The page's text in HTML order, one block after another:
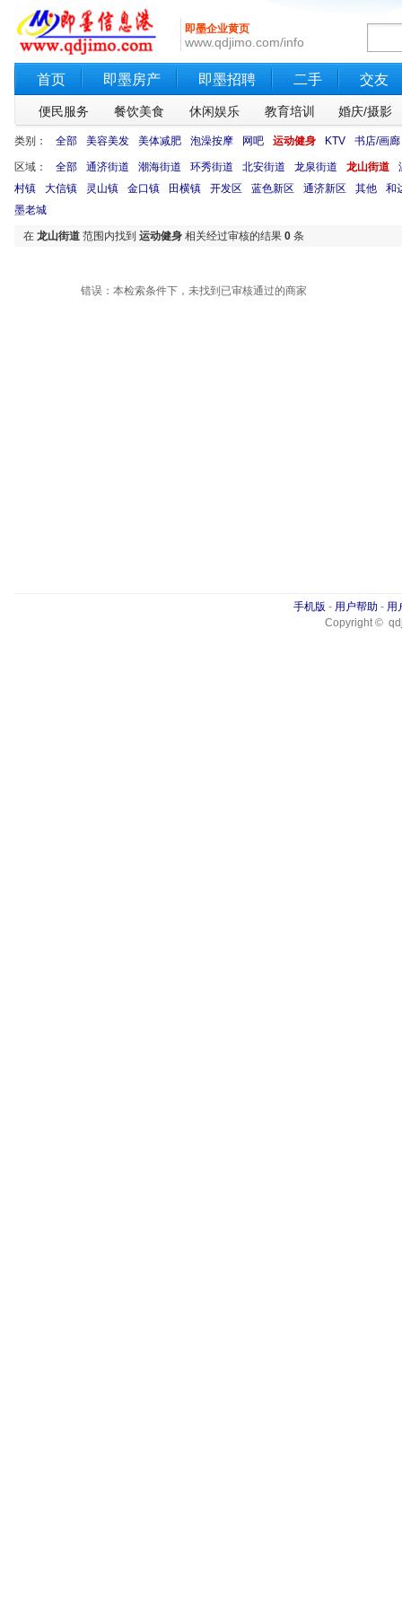
即墨企业黄页
www.qdjimo.com/info
首页 即墨房产 即墨招聘 二手 交友
便民服务 餐饮美食 休闲娱乐 教育培训 婚庆/摄影
类别： 全部 美容美发 美体减肥 泡澡按摩 网吧 运动健身 KTV 书店/画廊
区域： 全部 通济街道 潮海街道 环秀街道 北安街道 龙泉街道 龙山街道
村镇
大信镇 灵山镇 金口镇 田横镇 开发区 蓝色新区 通济新区 其他
和
墨老城
在 龙山街道 范围内找到 运动健身 相关经过审核的结果 0 条
错误：本检索条件下，未找到已审核通过的商家
手机版 - 用户帮助 - 用
Copyright ©